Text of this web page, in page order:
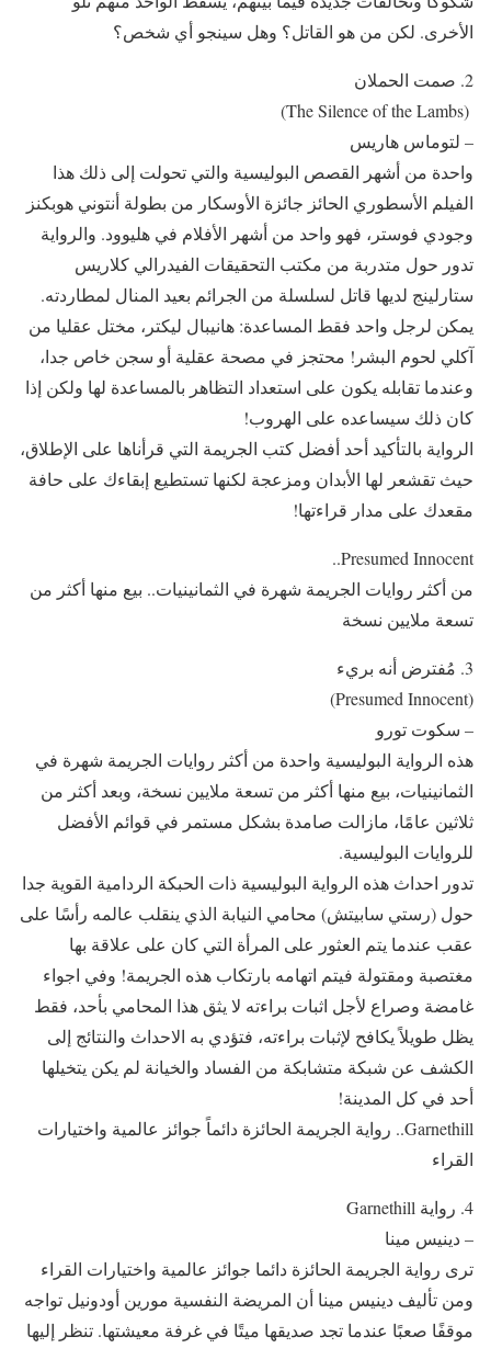
الأخرى. لكن من هو القاتل؟ وهل سينجو أي شخص؟
2. صمت الحملان
‏ (The Silence of the Lambs)
– لتوماس هاريس
واحدة من أشهر القصص البوليسية والتي تحولت إلى ذلك هذا
الفيلم الأسطوري الحائز جائزة الأوسكار من بطولة أنتوني هوبكنز
وجودي فوستر، فهو واحد من أشهر الأفلام في هليوود. والرواية
تدور حول متدربة من مكتب التحقيقات الفيدرالي كلاريس
ستارلينج لديها قاتل لسلسلة من الجرائم بعيد المنال لمطاردته.
يمكن لرجل واحد فقط المساعدة: هانيبال ليكتر، مختل عقليا من
آكلي لحوم البشر! محتجز في مصحة عقلية أو سجن خاص جدا،
وعندما تقابله يكون على استعداد التظاهر بالمساعدة لها ولكن إذا
كان ذلك سيساعده على الهروب!
الرواية بالتأكيد أحد أفضل كتب الجريمة التي قرأناها على الإطلاق،
حيث تقشعر لها الأبدان ومزعجة لكنها تستطيع إبقاءك على حافة
مقعدك على مدار قراءتها!
من أكثر روايات الجريمة شهرة في الثمانينيات.. بيع منها أكثر من
تسعة ملايين نسخة
3. مُفترض أنه بريء
‏(Presumed Innocent)
– سكوت تورو
هذه الرواية البوليسية واحدة من أكثر روايات الجريمة شهرة في
الثمانينيات، بيع منها أكثر من تسعة ملايين نسخة، وبعد أكثر من
ثلاثين عامًا، مازالت صامدة بشكل مستمر في قوائم الأفضل
للروايات البوليسية.
تدور احداث هذه الرواية البوليسية ذات الحبكة الردامية القوية جدا
حول (رستي سابيتش) محامي النيابة الذي ينقلب عالمه رأسًا على
عقب عندما يتم العثور على المرأة التي كان على علاقة بها
مغتصبة ومقتولة فيتم اتهامه بارتكاب هذه الجريمة! وفي اجواء
غامضة وصراع لأجل اثبات براءته لا يثق هذا المحامي بأحد، فقط
يظل طويلاً يكافح لإثبات براءته، فتؤدي به الاحداث والنتائج إلى
الكشف عن شبكة متشابكة من الفساد والخيانة لم يكن يتخيلها
أحد في كل المدينة!
‏Garnethill.. رواية الجريمة الحائزة دائماً جوائز عالمية واختيارات
القراء
4. رواية Garnethill
– دينيس مينا
ترى رواية الجريمة الحائزة دائما جوائز عالمية واختيارات القراء
ومن تأليف دينيس مينا أن المريضة النفسية مورين أودونيل تواجه
موقفًا صعبًا عندما تجد صديقها ميتًا في غرفة معيشتها. تنظر إليها